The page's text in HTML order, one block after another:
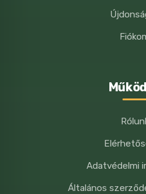
Adatvédelmi
Általános